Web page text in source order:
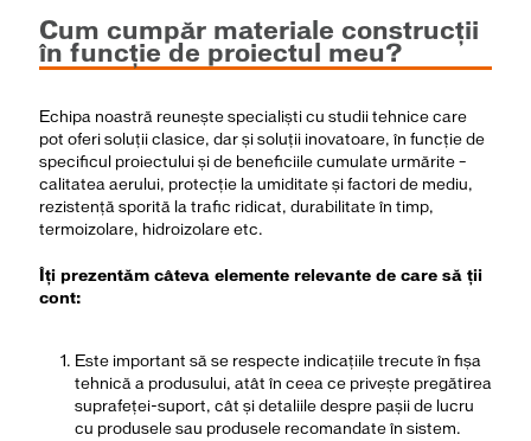
Cum cumpăr materiale construcții
în funcție de proiectul meu?
Echipa noastră reunește specialiști cu studii tehnice care
pot oferi soluții clasice, dar și soluții inovatoare, în funcție de
specificul proiectului și de beneficiile cumulate urmărite –
calitatea aerului, protecție la umiditate și factori de mediu,
rezistență sporită la trafic ridicat, durabilitate în timp,
termoizolare, hidroizolare etc.
Îți prezentăm câteva elemente relevante de care să ții
cont:
Este important să se respecte indicațiile trecute în fișa
tehnică a produsului, atât în ceea ce privește pregătirea
suprafeței-suport, cât și detaliile despre pașii de lucru
cu produsele sau produsele recomandate în sistem.